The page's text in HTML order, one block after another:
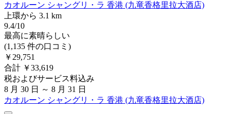
カオルーン シャングリ・ラ 香港 (九竜香格里拉大酒店)
上環から 3.1 km
9.4/10
最高に素晴らしい
(1,135 件の口コミ)
￥29,751
合計 ￥33,619
税およびサービス料込み
8 月 30 日 ～ 8 月 31 日
カオルーン シャングリ・ラ 香港 (九竜香格里拉大酒店)